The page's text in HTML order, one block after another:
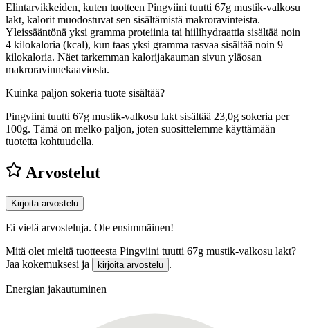
Elintarvikkeiden, kuten tuotteen Pingviini tuutti 67g mustik-valkosu
lakt, kalorit muodostuvat sen sisältämistä makroravinteista.
Yleissääntönä yksi gramma proteiinia tai hiilihydraattia sisältää noin
4 kilokaloria (kcal), kun taas yksi gramma rasvaa sisältää noin 9
kilokaloria. Näet tarkemman kalorijakauman sivun yläosan
makroravinnekaaviosta.
Kuinka paljon sokeria tuote sisältää?
Pingviini tuutti 67g mustik-valkosu lakt sisältää 23,0g sokeria per
100g. Tämä on melko paljon, joten suosittelemme käyttämään
tuotetta kohtuudella.
Arvostelut
Kirjoita arvostelu
Ei vielä arvosteluja. Ole ensimmäinen!
Mitä olet mieltä tuotteesta Pingviini tuutti 67g mustik-valkosu lakt?
Jaa kokemuksesi ja
kirjoita arvostelu .
Energian jakautuminen